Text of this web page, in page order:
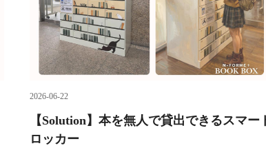
2026-06-22
【Solution】本を無人で貸出できるスマー
ロッカー